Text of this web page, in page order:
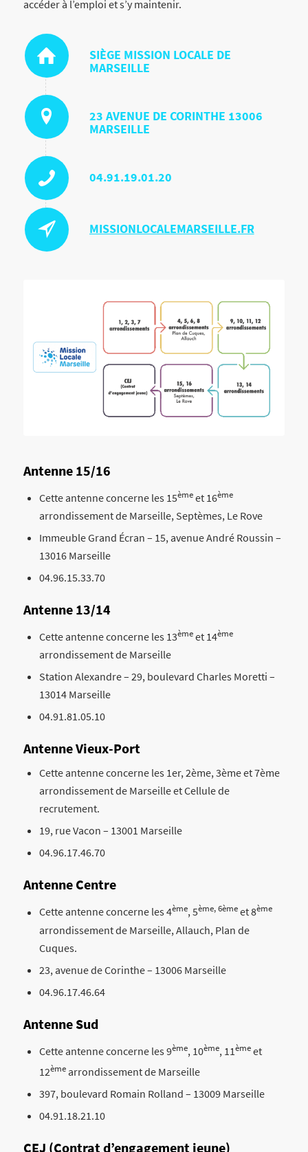
accéder à l’emploi et s’y maintenir.
SIÈGE MISSION LOCALE DE
MARSEILLE
23 AVENUE DE CORINTHE 13006
MARSEILLE
04.91.19.01.20
MISSIONLOCALEMARSEILLE.FR
Antenne 15/16
Cette antenne concerne les 15èmeet 16ème
arrondissement de Marseille, Septèmes, Le Rove
Immeuble Grand Écran – 15, avenue André Roussin –
13016 Marseille
04.96.15.33.70
Antenne 13/14
Cette antenne concerne les 13èmeet 14ème
arrondissement de Marseille
Station Alexandre – 29, boulevard Charles Moretti –
13014 Marseille
04.91.81.05.10
Antenne Vieux-Port
Cette antenne concerne les 1er, 2ème, 3ème et 7ème
arrondissement de Marseille et Cellule de
recrutement.
19, rue Vacon – 13001 Marseille
04.96.17.46.70
Antenne Centre
Cette antenne concerne les 4ème, 5ème, 6èmeet 8ème
arrondissement de Marseille, Allauch, Plan de
Cuques.
23, avenue de Corinthe – 13006 Marseille
04.96.17.46.64
Antenne Sud
Cette antenne concerne les 9ème, 10ème, 11èmeet
12èmearrondissement de Marseille
397, boulevard Romain Rolland – 13009 Marseille
04.91.18.21.10
CEJ (Contrat d’engagement jeune)